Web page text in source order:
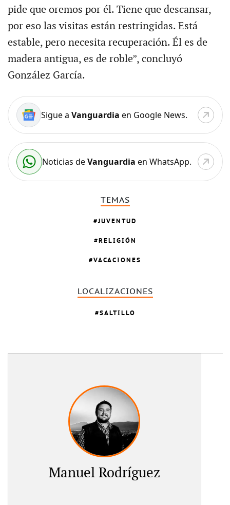
pide que oremos por él. Tiene que descansar,
por eso las visitas están restringidas. Está
estable, pero necesita recuperación. Él es de
madera antigua, es de roble”, concluyó
González García.
Sigue a Vanguardia en Google News.
Noticias deVanguardia en WhatsApp.
TEMAS
JUVENTUD
RELIGIÓN
VACACIONES
LOCALIZACIONES
SALTILLO
Manuel Rodríguez